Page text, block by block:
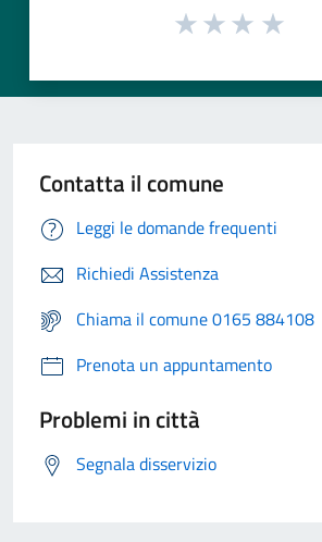
Contatta il comune
Leggi le domande frequenti
Richiedi Assistenza
Chiama il comune 0165 884108
Prenota un appuntamento
Problemi in città
Segnala disservizio